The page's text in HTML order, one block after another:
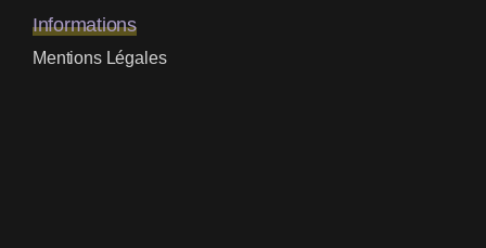
Informations
Mentions Légales